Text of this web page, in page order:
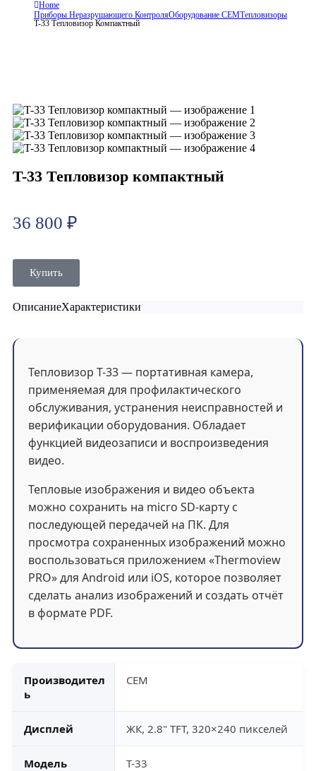
Home
Приборы Неразрушающего КонтроляОборудование CEMТепловизоры
T-33 Тепловизор Компактный
T-33 Тепловизор компактный
36 800 ₽
Купить
ОписаниеХарактеристики
Тепловизор T-33 — портативная камера,
применяемая для профилактического
обслуживания, устранения неисправностей и
верификации оборудования. Обладает
функцией видеозаписи и воспроизведения
видео.
Тепловые изображения и видео объекта
можно сохранить на micro SD-карту с
последующей передачей на ПК. Для
просмотра сохраненных изображений можно
воспользоваться приложением «Thermoview
PRO» для Android или iOS, которое позволяет
сделать анализ изображений и создать отчёт
в формате PDF.
Производител
ь
CEM
Дисплей ЖК, 2.8" TFT, 320×240 пикселей
Модель T-33